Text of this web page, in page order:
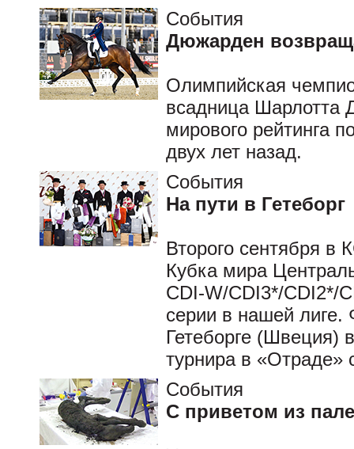
События
Дюжарден
Олимпийская
всадница Шарлотта
мирового рейтинга
двух лет назад.
События
На пути в Гетеборг
Второго сентября в
Кубка мира
CDI-W/CDI3*/CDI2*/
серии в нашей лиге.
Гетеборге (Швеция)
турнира в «Отраде»
События
С приветом из